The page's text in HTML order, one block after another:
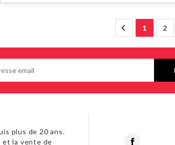
 1 2
plus de 20 ans.
et la vente de